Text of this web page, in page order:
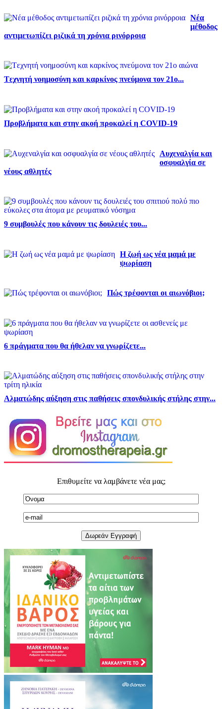
Νέα
μέθοδος
αντιμετωπίζει ριζικά τη χρόνια ρινόρροια
Tεχνητή νοημοσύνη και καρκίνος πνεύμονα τον 21ο...
Προβλήματα και στην ακοή προκαλεί η COVID-19
Αυχεναλγία και
οσφυαλγία σε
νέους αθλητές
9 συμβουλές που κάνουν τις δουλειές του...
Η ζωή ως νέα μαμά με
ψωρίαση
Πώς τρέφονται οι αιωνόβιοι;
6 πράγματα που θα ήθελαν να γνωρίζετε...
Αλματώδης αύξηση στις παθήσεις σπονδυλικής στήλης στην...
Επιθυμείτε να λαμβάνετε νέα μας;